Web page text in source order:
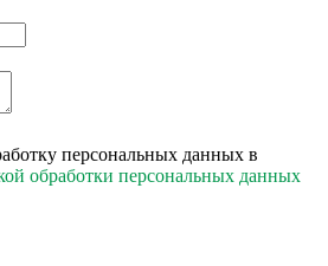
персональных данных в
обработки персональных данных